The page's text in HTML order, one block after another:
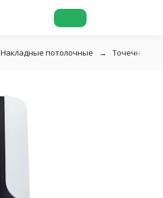
Накладные потолочные Точечный